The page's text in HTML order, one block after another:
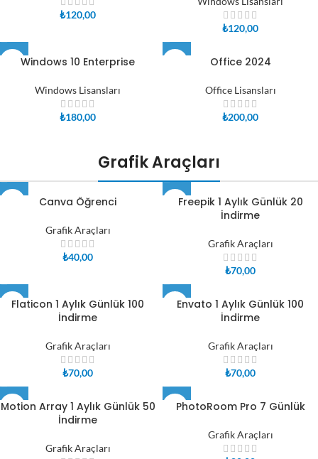
₺120,00
₺120,00
Windows 10 Enterprise
Windows Lisansları
₺180,00
Office 2024
Office Lisansları
₺200,00
Grafik Araçları
Canva Öğrenci
Grafik Araçları
₺40,00
Freepik 1 Aylık Günlük 20
İndirme
Grafik Araçları
₺70,00
Flaticon 1 Aylık Günlük 100
İndirme
Grafik Araçları
₺70,00
Envato 1 Aylık Günlük 100
İndirme
Grafik Araçları
₺70,00
Motion Array 1 Aylık Günlük 50
İndirme
Grafik Araçları
PhotoRoom Pro 7 Günlük
Grafik Araçları